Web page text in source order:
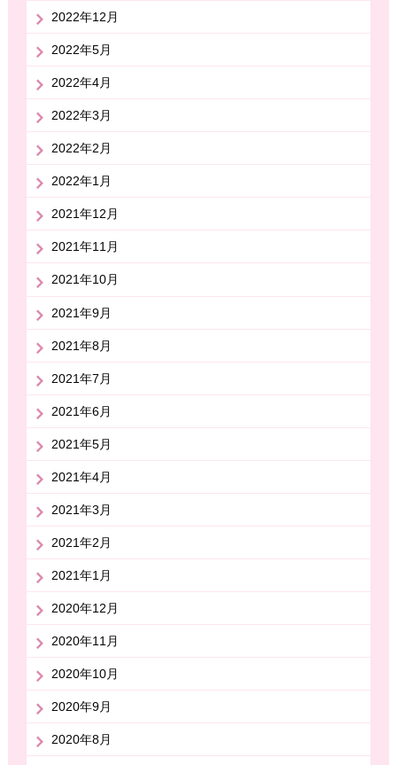
2022年12月
2022年5月
2022年4月
2022年3月
2022年2月
2022年1月
2021年12月
2021年11月
2021年10月
2021年9月
2021年8月
2021年7月
2021年6月
2021年5月
2021年4月
2021年3月
2021年2月
2021年1月
2020年12月
2020年11月
2020年10月
2020年9月
2020年8月